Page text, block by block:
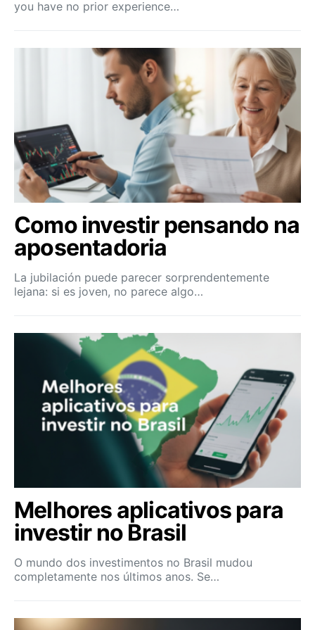
you have no prior experience…
Como investir pensando na
aposentadoria
La jubilación puede parecer sorprendentemente
lejana: si es joven, no parece algo…
Melhores aplicativos para
investir no Brasil
O mundo dos investimentos no Brasil mudou
completamente nos últimos anos. Se…